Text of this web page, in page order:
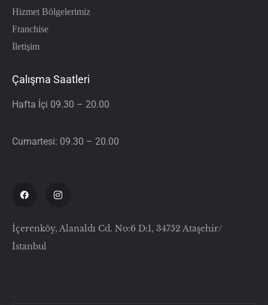
Hizmet Bölgelerimiz
Franchise
İletişim
Çalışma Saatleri
Hafta İçi 09.30 – 20.00
Cumartesi: 09.30 – 20.00
İçerenköy, Alanaldı Cd. No:6 D:1, 34752 Ataşehir/
İstanbul